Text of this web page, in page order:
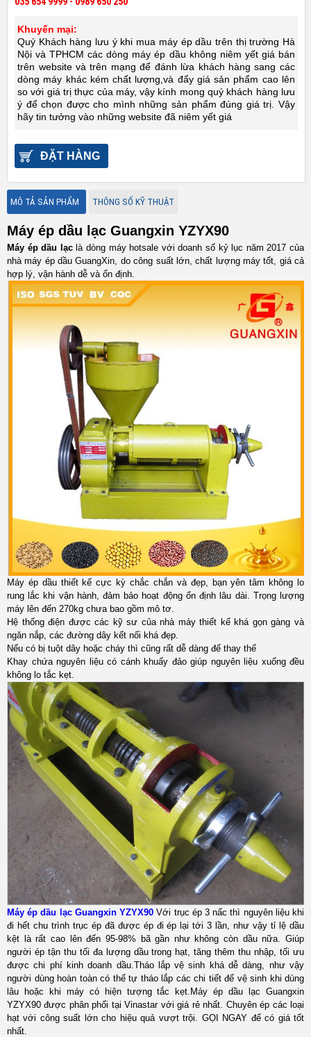
Khuyến mại:
Quý Khách hàng lưu ý khi mua máy ép dầu trên thị trường Hà
Nội và TPHCM các dòng máy ép dầu không niêm yết giá bán
trên website và trên mạng để đánh lừa khách hàng sang các
dòng máy khác kém chất lượng,và đẩy giá sản phẩm cao lên
so với giá trị thực của máy, vậy kính mong quý khách hàng lưu
ý để chọn được cho mình những sản phẩm đúng giá trị. Vậy
hãy tin tưởng vào những website đã niêm yết giá
ĐẶT HÀNG
MÔ TẢ SẢN PHẨM THÔNG SỐ KỸ THUẬT
Máy ép dầu lạc Guangxin YZYX90
Máy ép dầu lạclà dòng máy hotsale với doanh số kỷ lục năm 2017 của
nhà máy ép dầu GuangXin, do công suất lớn, chất lượng máy tốt, giá cả
hợp lý, vận hành dễ và ổn định.
Máy ép dầu thiết kế cực kỳ chắc chắn và đẹp, bạn yên tâm không lo
rung lắc khi vận hành, đảm bảo hoạt động ổn định lâu dài. Trọng lượng
máy lên đến 270kg chưa bao gồm mô tơ.
Hệ thống điện được các kỹ sư của nhà máy thiết kế khá gọn gàng và
ngăn nắp, các đường dây kết nối khá đẹp.
Nếu có bị tuột dây hoặc cháy thì cũng rất dễ dàng để thay thế
Khay chứa nguyên liệu có cánh khuấy đảo giúp nguyên liệu xuống đều
không lo tắc kẹt.
Máy ép dầu lạc Guangxin YZYX90 Với trục ép 3 nấc thì nguyên liệu khi
đi hết chu trình trục ép đã được ép đi ép lại tới 3 lần, như vậy tỉ lệ dầu
kệt là rất cao lên đến 95-98% bã gần như không còn dầu nữa. Giúp
người ép tận thu tối đa lượng dầu trong hạt, tăng thêm thu nhập, tối ưu
được chi phí kinh doanh dầu. Tháo lắp vệ sinh khá dễ dàng, như vậy
người dùng hoàn toàn có thể tự tháo lắp các chi tiết để vệ sinh khi dùng
lâu hoặc khi máy có hiện tượng tắc kẹt.Máy ép dầu lạc Guangxin
YZYX90 được phân phối tại Vinastar với giá rẻ nhất. Chuyên ép các loại
hạt với công suất lớn cho hiệu quả vượt trội. GỌI NGAY để có giá tốt
nhất.